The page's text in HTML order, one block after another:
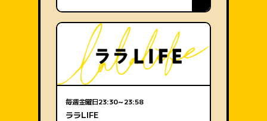
毎週金曜日23:30～23:58
ララLIFE